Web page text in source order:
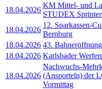
18.04.2026
KM Mittel- und
STUDEX
18.04.2026
12. Sparkassen-
Bernburg
18.04.2026 43.
18.04.2026 Karlsbader
18.04.2026
Nachwuchs-
(Ansporteln) der
Vormittag